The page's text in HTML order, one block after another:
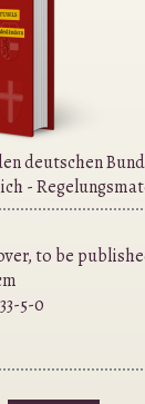
deutschen
-
to be
5-0